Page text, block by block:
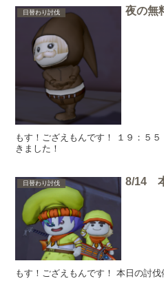
日替わり討伐 夜の無
もす！ござえもんです！ １９：５
きました！
日替わり討伐 8/14
もす！ござえもんです！ 本日の討伐